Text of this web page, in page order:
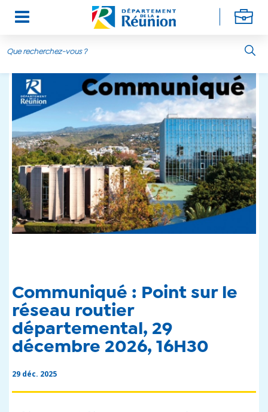
Communiqué : Point sur le
réseau routier
départemental, 29
décembre 2026, 16H30
29 déc. 2025